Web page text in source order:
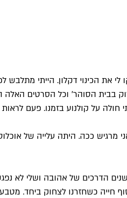
לי את הכינוי דקלון. הייתי
בבית הסוהר' וכל הסרטים האלה
חולה על קולנוע בזמנו. פעם
מרגיש ככה. היתה עלייה של
הדרכים של אהובה ושלי לא
חייה כשחזרנו לצחוק ביחד.